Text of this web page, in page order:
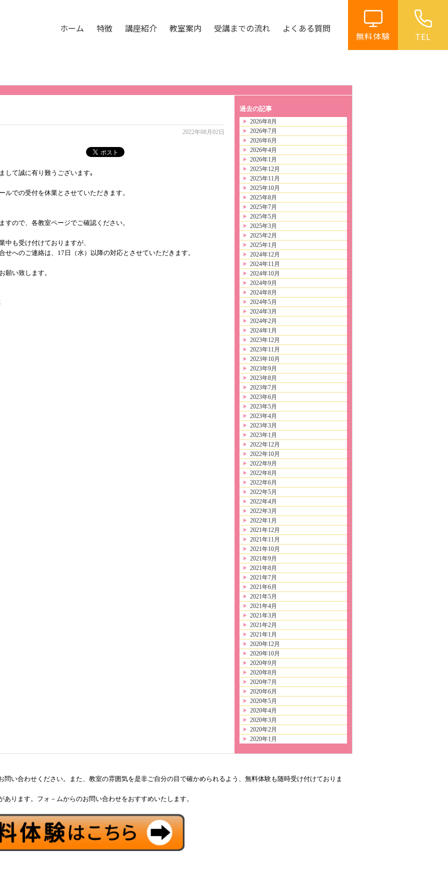
ホーム 特徴 講座紹介 教室案内 受講までの流れ よくある質問
無料体験 TEL
2022年08月02日
して誠に有り難うございます｡
での受付を休業とさせていただきます。
ので、各教室ページでご確認ください。
中も受け付けておりますが、
へのご連絡は、17日（水）以降の対応とさせていただきます。
願い致します。
過去の記事
2026年8月
2026年7月
2026年6月
2026年4月
2026年1月
2025年12月
2025年11月
2025年10月
2025年8月
2025年7月
2025年5月
2025年3月
2025年2月
2025年1月
2024年12月
2024年11月
2024年10月
2024年9月
2024年8月
2024年5月
2024年3月
2024年2月
2024年1月
2023年12月
2023年11月
2023年10月
2023年9月
2023年8月
2023年7月
2023年6月
2023年5月
2023年4月
2023年3月
2023年1月
2022年12月
2022年10月
2022年9月
2022年8月
2022年6月
2022年5月
2022年4月
2022年3月
2022年1月
2021年12月
2021年11月
2021年10月
2021年9月
2021年8月
2021年7月
2021年6月
2021年5月
2021年4月
2021年3月
2021年2月
2021年1月
2020年12月
2020年10月
2020年9月
2020年8月
2020年7月
2020年6月
2020年5月
2020年4月
2020年3月
2020年2月
2020年1月
い合わせください。また、教室の雰囲気を是非ご自分の目で確かめられるよう、無料体験も随時受け付けておりま
ります。フォ－ムからのお問い合わせをおすすめいたします。